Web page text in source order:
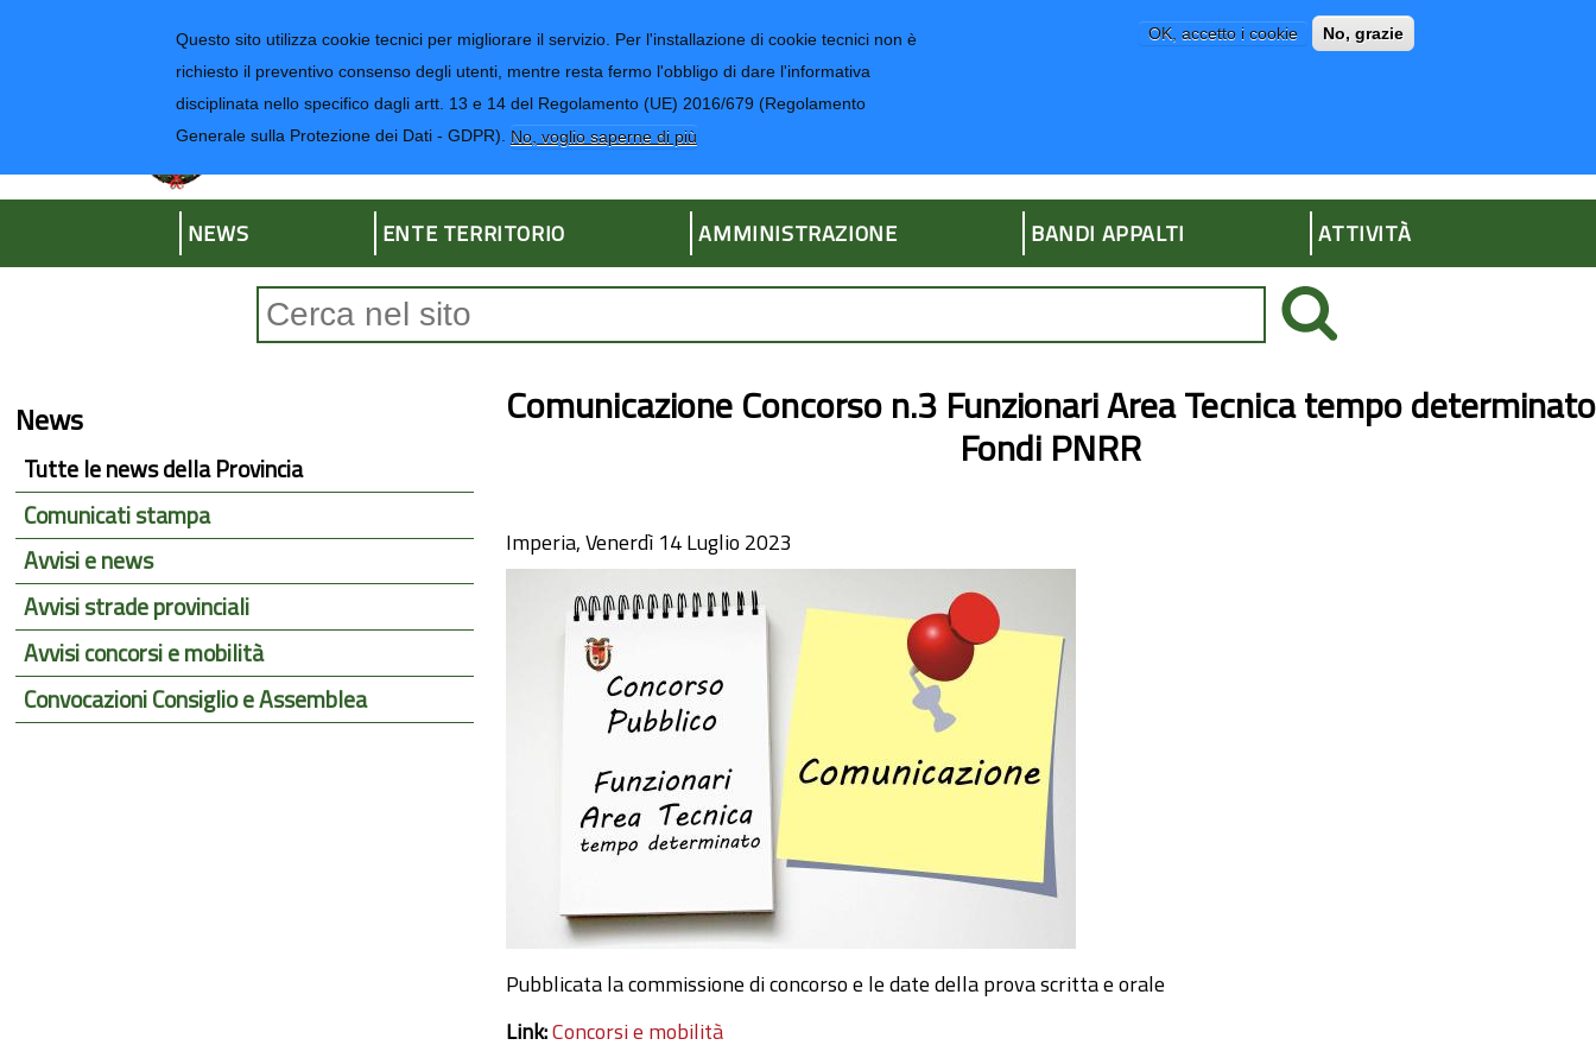
Questo sito utilizza cookie tecnici per migliorare il servizio. Per l'installazione di cookie tecnici non è
richiesto il preventivo consenso degli utenti, mentre resta fermo l'obbligo di dare l'informativa
disciplinata nello specifico dagli artt. 13 e 14 del Regolamento (UE) 2016/679 (Regolamento
Generale sulla Protezione dei Dati - GDPR). No, voglio saperne di più
OK, accetto i cookie No, grazie
Regione Liguria
Provincia di Imperia
NEWS ENTE TERRITORIO AMMINISTRAZIONE BANDI APPALTI ATTIVITÀ
Comunicazione Concorso n.3 Funzionari Area Tecnica tempo determinato
Fondi PNRR
Imperia, Venerdì 14 Luglio 2023
Pubblicata la commissione di concorso e le date della prova scritta e orale
Link:Concorsi e mobilità
News
Tutte le news della Provincia
Comunicati stampa
Avvisi e news
Avvisi strade provinciali
Avvisi concorsi e mobilità
Convocazioni Consiglio e Assemblea